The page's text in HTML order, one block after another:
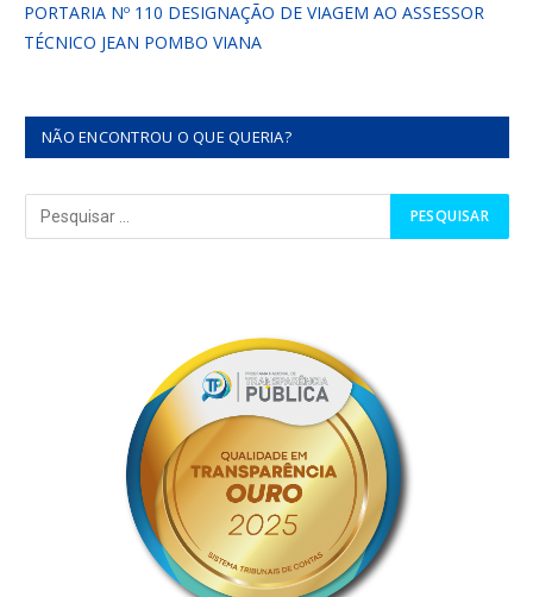
PORTARIA Nº 110 DESIGNAÇÃO DE VIAGEM AO ASSESSOR
TÉCNICO JEAN POMBO VIANA
NÃO ENCONTROU O QUE QUERIA?